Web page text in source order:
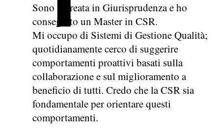
Sono laureata in Giurisprudenza e ho
conseguito un Master in CSR.
Mi occupo di Sistemi di Gestione Qualità;
quotidianamente cerco di suggerire
comportamenti proattivi basati sulla
collaborazione e sul miglioramento a
beneficio di tutti. Credo che la CSR sia
fondamentale per orientare questi
comportamenti.